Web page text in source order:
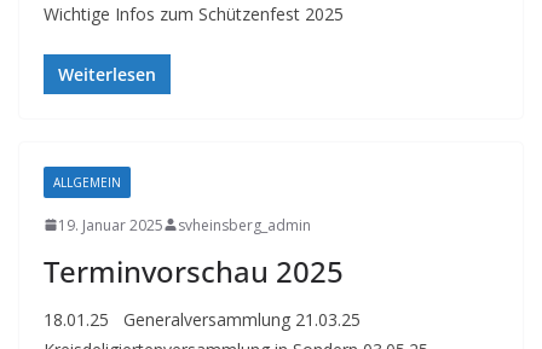
Wichtige Infos zum Schützenfest 2025
Weiterlesen
ALLGEMEIN
19. Januar 2025 svheinsberg_admin
Terminvorschau 2025
18.01.25 Generalversammlung 21.03.25